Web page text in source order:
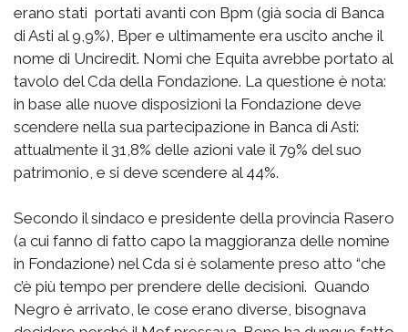
erano stati portati avanti con Bpm (già socia di Banca
di Asti al 9,9%), Bper e ultimamente era uscito anche il
nome di Unciredit. Nomi che Equita avrebbe portato al
tavolo del Cda della Fondazione. La questione è nota:
in base alle nuove disposizioni la Fondazione deve
scendere nella sua partecipazione in Banca di Asti:
attualmente il 31,8% delle azioni vale il 79% del suo
patrimonio, e si deve scendere al 44%.
Secondo il sindaco e presidente della provincia Rasero
(a cui fanno di fatto capo la maggioranza delle nomine
in Fondazione) nel Cda si è solamente preso atto “che
c’è più tempo per prendere delle decisioni. Quando
Negro è arrivato, le cose erano diverse, bisognava